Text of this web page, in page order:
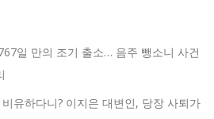
일 만의 조기 출소… 음주 뺑소니 사건
유하다니? 이지은 대변인, 당장 사퇴가